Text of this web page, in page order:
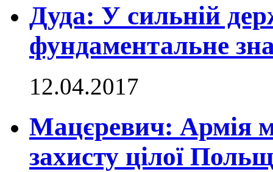
Дуда: У сильній
фундаментальне
12.04.2017
Мацєревич: Армія
захисту цілої